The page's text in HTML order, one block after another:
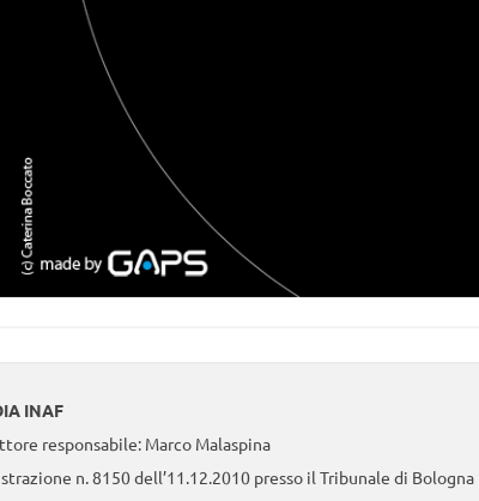
INAF
responsabile: Marco Malaspina
n. 8150 dell’11.12.2010 presso il Tribunale di Bologna